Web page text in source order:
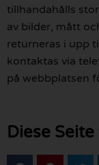
tillhandahålls
av bilder, mått
returneras i upp
kontaktas via
på webbplatsen
Diese